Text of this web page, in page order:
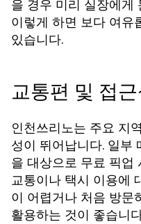
을 경우 미리 실장에게
이렇게 하면 보다 여유
있습니다.
교통편 및 접
인천쓰리노는 주요 지
성이 뛰어납니다. 일부
을 대상으로 무료 픽업
교통이나 택시 이용에
이 어렵거나 처음 방문
활용하는 것이 좋습니